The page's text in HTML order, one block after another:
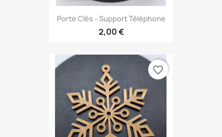
Porte Clés - Support Téléphone
2,00 €
favorite_border